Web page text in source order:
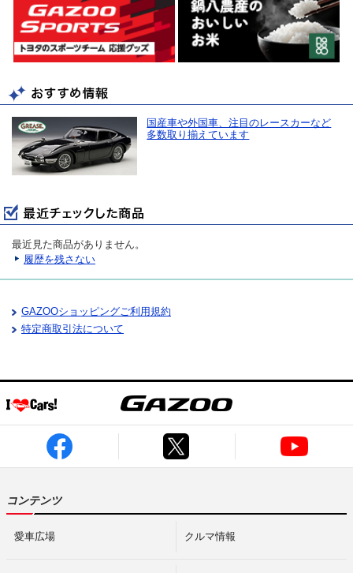
国産車や外国車、注目のレースカーなど
多数取り揃えています
最近見た商品がありません。
履歴を残さない
GAZOOショッピングご利用規約
特定商取引法について
コンテンツ
愛車広場 クルマ情報